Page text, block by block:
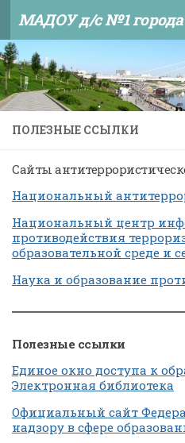
Skip to content
МАДОУ д/с №1
ПОЛЕЗНЫЕ ССЫЛКИ
Сайты
Национальный
Национальный центр
противодействия
образовательной среде и
Наука и образование
Полезные ссылки
Единое окно доступа к
Электронная библиотека
Официальный сайт
надзору в сфере